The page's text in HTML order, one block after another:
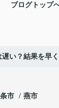
ブログトップ
い？結果を早
市 燕市